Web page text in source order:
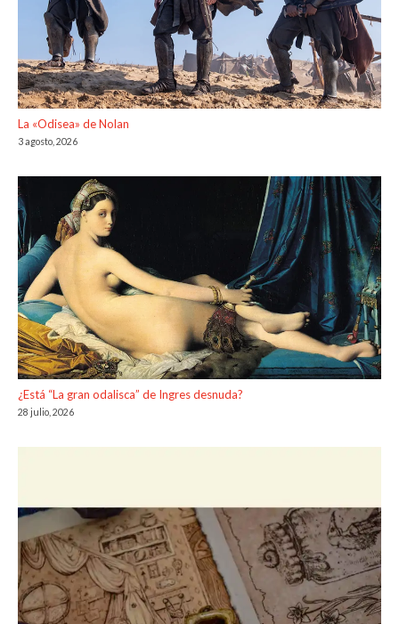
La «Odisea» de Nolan
3 agosto, 2026
¿Está “La gran odalisca” de Ingres desnuda?
28 julio, 2026